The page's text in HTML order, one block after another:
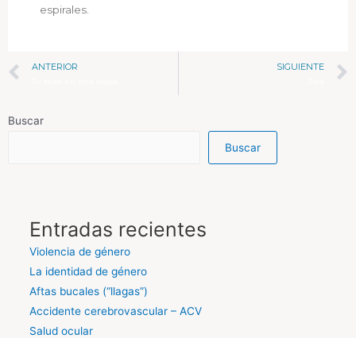
espirales.
ANTERIOR SIGUIENTE
Buscar
Buscar
Entradas recientes
Violencia de género
La identidad de género
Aftas bucales (“llagas”)
Accidente cerebrovascular – ACV
Salud ocular